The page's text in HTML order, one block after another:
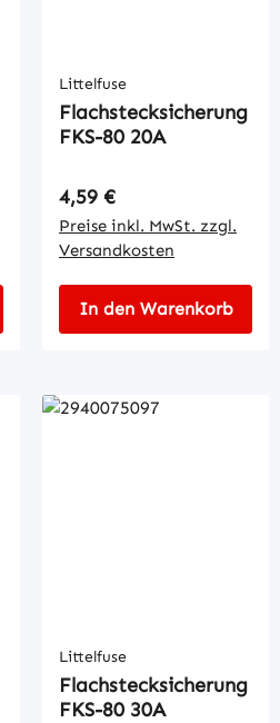
Littelfuse
Flachstecksicherung
FKS-80 20A
Regulärer Preis:
4,59 €
Preise inkl. MwSt. zzgl.
Versandkosten
In den Warenkorb
Littelfuse
Flachstecksicherung
FKS-80 30A